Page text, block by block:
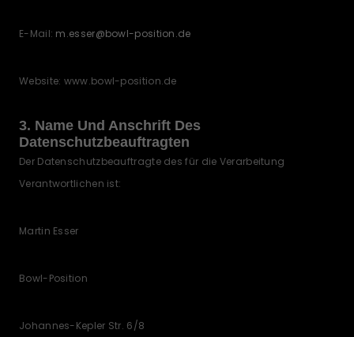
E-Mail: m.esser@bowl-position.de
Website: www.bowl-position.de
3. Name Und Anschrift Des
Datenschutzbeauftragten
Der Datenschutzbeauftragte des für die Verarbeitung
Verantwortlichen ist:
Martin Esser
Bowl-Position
Johannes-Kepler Str. 6/8